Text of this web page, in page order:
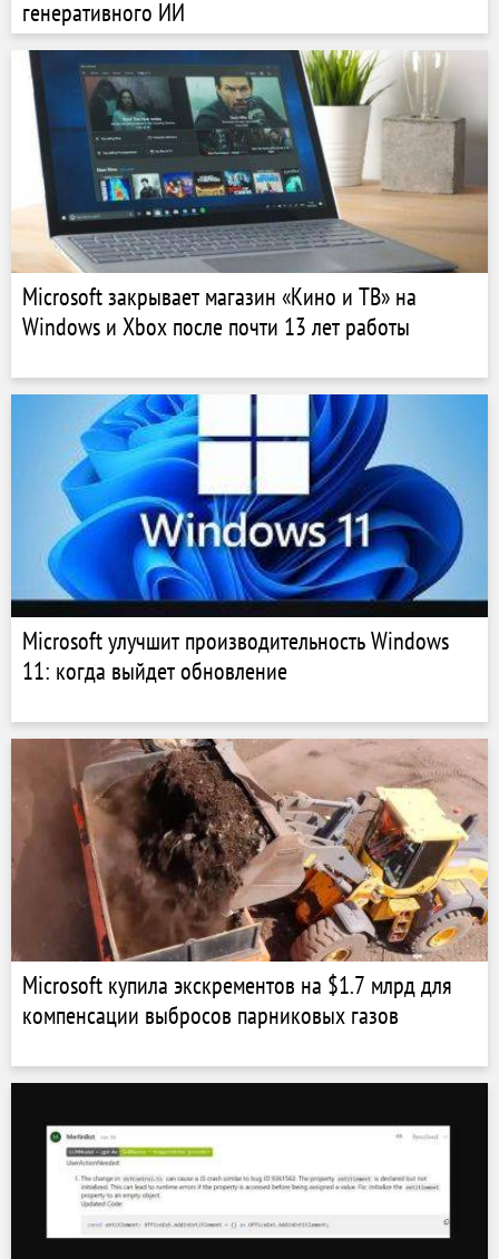
генеративного ИИ
Microsoft закрывает магазин «Кино и ТВ» на
Windows и Xbox после почти 13 лет работы
Microsoft улучшит производительность Windows
11: когда выйдет обновление
Microsoft купила экскрементов на $1.7 млрд для
компенсации выбросов парниковых газов